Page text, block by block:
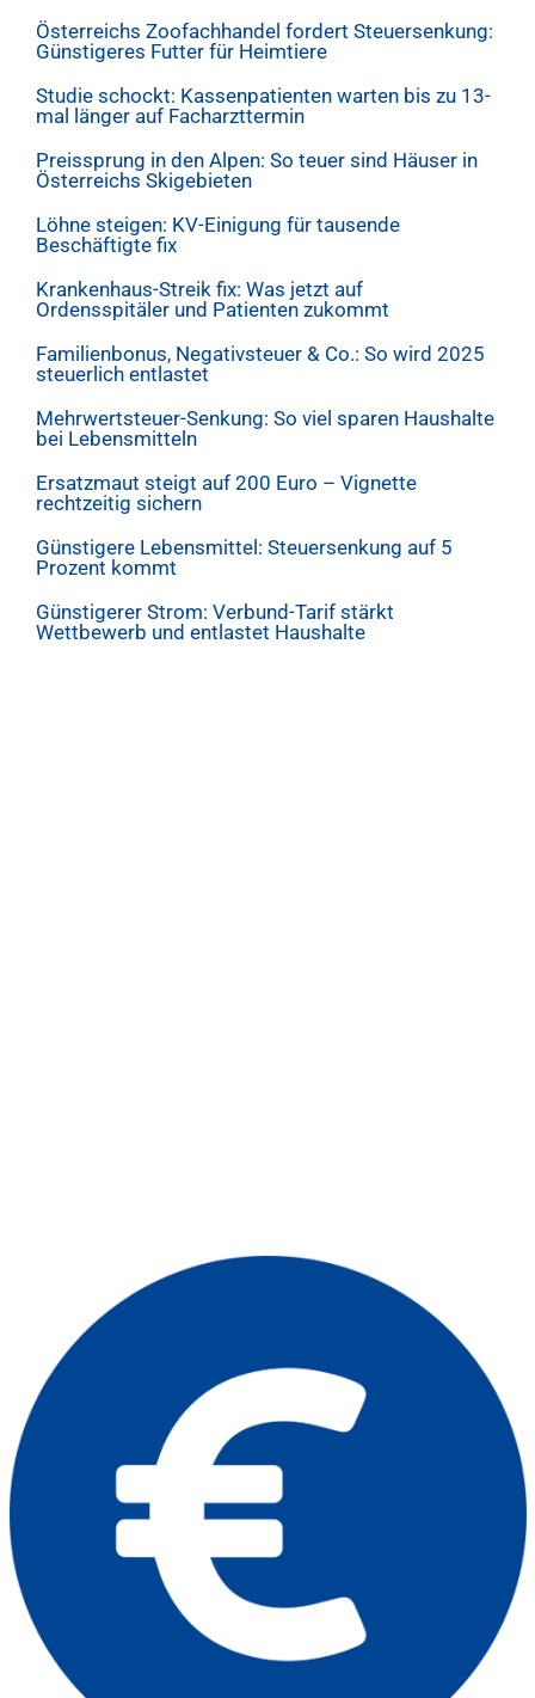
Österreichs Zoofachhandel fordert Steuersenkung:
Günstigeres Futter für Heimtiere
Studie schockt: Kassenpatienten warten bis zu 13-
mal länger auf Facharzttermin
Preissprung in den Alpen: So teuer sind Häuser in
Österreichs Skigebieten
Löhne steigen: KV-Einigung für tausende
Beschäftigte fix
Krankenhaus-Streik fix: Was jetzt auf
Ordensspitäler und Patienten zukommt
Familienbonus, Negativsteuer & Co.: So wird 2025
steuerlich entlastet
Mehrwertsteuer-Senkung: So viel sparen Haushalte
bei Lebensmitteln
Ersatzmaut steigt auf 200 Euro – Vignette
rechtzeitig sichern
Günstigere Lebensmittel: Steuersenkung auf 5
Prozent kommt
Günstigerer Strom: Verbund-Tarif stärkt
Wettbewerb und entlastet Haushalte